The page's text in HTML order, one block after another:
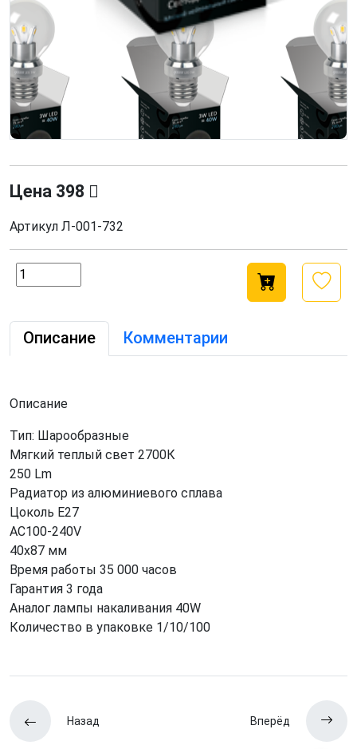
Цена 398
Артикул Л-001-732
Описание Комментарии
Описание
Тип: Шарообразные
Мягкий теплый свет 2700К
250 Lm
Радиатор из алюминиевого сплава
Цоколь Е27
AC100-240V
40x87 мм
Время работы 35 000 часов
Гарантия 3 года
Аналог лампы накаливания 40W
Количество в упаковке 1/10/100
Назад Вперёд